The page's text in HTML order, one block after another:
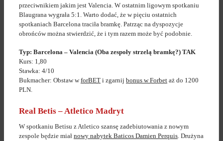
przeciwnikiem jakim jest Valencia. W ostatnim ligowym spotkaniu
Blaugrana wygrała 5:1. Warto dodać, że w pięciu ostatnich
spotkaniach Barcelona traciła bramkę. Patrząc na dyspozycje
obrońców można stwierdzić, że i tym razem może być podobnie.
Typ: Barcelona – Valencia (Oba zespoły strzelą bramkę?) TAK
Kurs: 1,80
Stawka: 4/10
Bukmacher: Obstaw wforBET i zgarnij bonus w Forbet aż do 1200
PLN.
Real Betis – Atletico Madryt
W spotkaniu Betisu z Atletico szansę zadebiutowania z nowym
zespole będzie miał nowy nabytek Baticos Damien Perquis. Drużyna